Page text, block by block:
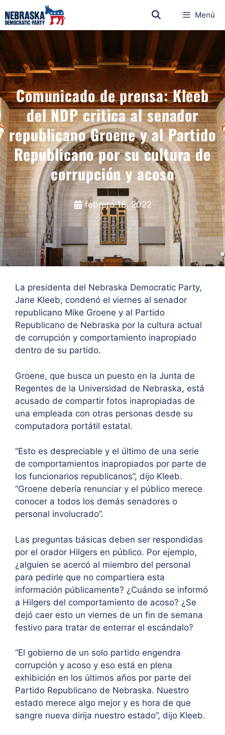
Menú
Comunicado de prensa: Kleeb
del NDP critica al senador
republicano Groene y al Partido
Republicano por su cultura de
corrupción y acoso
febrero 18, 2022
La presidenta del Nebraska Democratic Party,
Jane Kleeb, condenó el viernes al senador
republicano Mike Groene y al Partido
Republicano de Nebraska por la cultura actual
de corrupción y comportamiento inapropiado
dentro de su partido.
Groene, que busca un puesto en la Junta de
Regentes de la Universidad de Nebraska, está
acusado de compartir fotos inapropiadas de
una empleada con otras personas desde su
computadora portátil estatal.
“Esto es despreciable y el último de una serie
de comportamientos inapropiados por parte de
los funcionarios republicanos”, dijo Kleeb.
“Groene debería renunciar y el público merece
conocer a todos los demás senadores o
personal involucrado”.
Las preguntas básicas deben ser respondidas
por el orador Hilgers en público. Por ejemplo,
¿alguien se acercó al miembro del personal
para pedirle que no compartiera esta
información públicamente? ¿Cuándo se informó
a Hilgers del comportamiento de acoso? ¿Se
dejó caer esto un viernes de un fin de semana
festivo para tratar de enterrar el escándalo?
“El gobierno de un solo partido engendra
corrupción y acoso y eso está en plena
exhibición en los últimos años por parte del
Partido Republicano de Nebraska. Nuestro
estado merece algo mejor y es hora de que
sangre nueva dirija nuestro estado”, dijo Kleeb.